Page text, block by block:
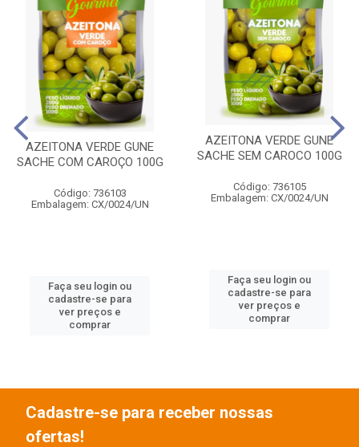
AZEITONA VERDE GUNE
SACHE COM CAROÇO 100G
Código: 736103
Embalagem: CX/0024/UN
Faça seu login ou
cadastre-se para
ver preços e
comprar
AZEITONA VERDE GUNE
SACHE SEM CAROCO 100G
Código: 736105
Embalagem: CX/0024/UN
Faça seu login ou
cadastre-se para
ver preços e
comprar
Cadastre-se para receber nossas
ofertas!